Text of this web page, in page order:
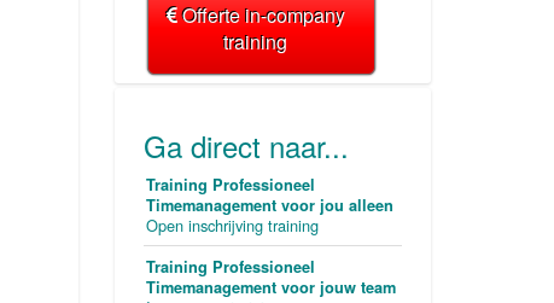
Offerte in-company
training
Ga direct naar...
Training Professioneel
Timemanagement voor jou alleen
Open inschrijving training
Training Professioneel
Timemanagement voor jouw team